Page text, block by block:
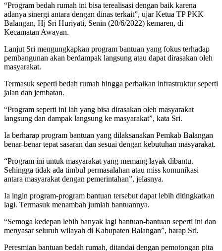
“Program bedah rumah ini bisa terealisasi dengan baik karena
adanya sinergi antara dengan dinas terkait”, ujar Ketua TP PKK
Balangan, Hj Sri Huriyati, Senin (20/6/2022) kemaren, di
Kecamatan Awayan.
Lanjut Sri mengungkapkan program bantuan yang fokus terhadap
pembangunan akan berdampak langsung atau dapat dirasakan oleh
masyarakat.
Termasuk seperti bedah rumah hingga perbaikan infrastruktur seperti
jalan dan jembatan.
“Program seperti ini lah yang bisa dirasakan oleh masyarakat
langsung dan dampak langsung ke masyarakat”, kata Sri.
Ia berharap program bantuan yang dilaksanakan Pemkab Balangan
benar-benar tepat sasaran dan sesuai dengan kebutuhan masyarakat.
“Program ini untuk masyarakat yang memang layak dibantu.
Sehingga tidak ada timbul permasalahan atau miss komunikasi
antara masyarakat dengan pemerintahan”, jelasnya.
Ia ingin program-program bantuan tersebut dapat lebih ditingkatkan
lagi. Termasuk menambah jumlah bantuannya.
“Semoga kedepan lebih banyak lagi bantuan-bantuan seperti ini dan
menyasar seluruh wilayah di Kabupaten Balangan”, harap Sri.
Peresmian bantuan bedah rumah, ditandai dengan pemotongan pita